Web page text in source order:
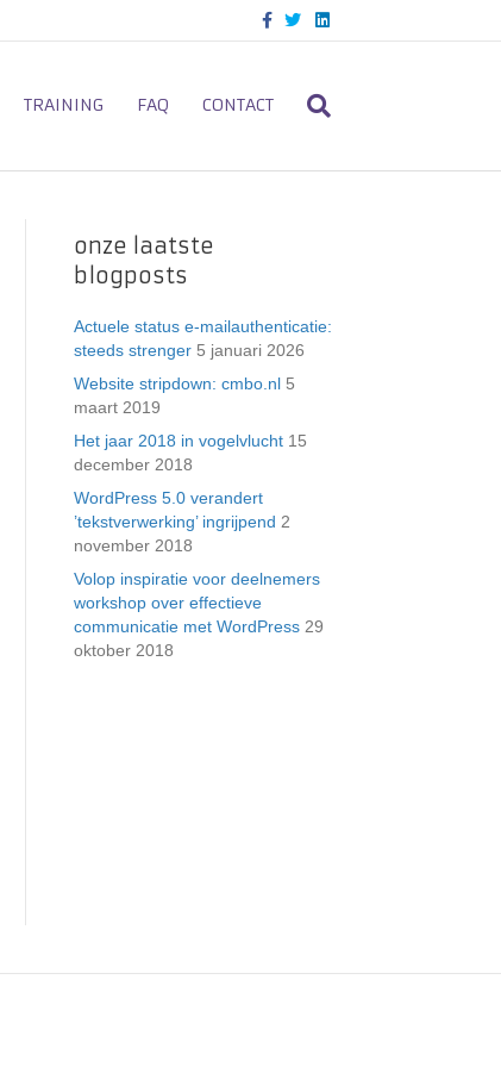
c
o
o
T
i
e
L
n
d
TRAINING FAQ CONTACT
onze laatste
blogposts
Actuele status e-mailauthenticatie:
steeds strenger 5 januari 2026
Website stripdown: cmbo.nl 5
maart 2019
Het jaar 2018 in vogelvlucht 15
december 2018
WordPress 5.0 verandert
’tekstverwerking’ ingrijpend 2
november 2018
Volop inspiratie voor deelnemers
workshop over effectieve
communicatie met WordPress 29
oktober 2018